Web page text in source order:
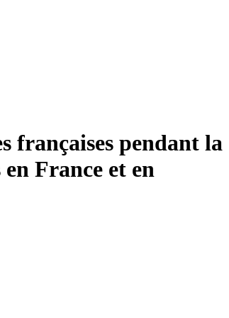
françaises pendant la
France et en